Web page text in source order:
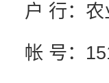
户 行：
帐 号：